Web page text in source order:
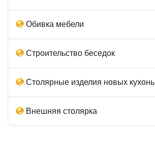
Обивка мебели
Строительство беседок
Столярные изделия новых кухонь
Внешняя столярка